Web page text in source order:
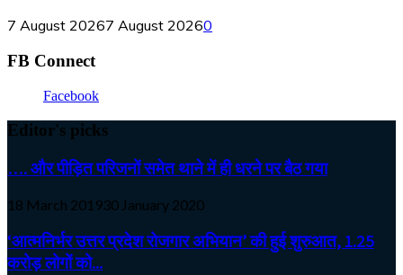
7 August 20267 August 20260
FB Connect
Facebook
Editor's picks
…. और पीड़ित परिजनों समेत थाने में ही धरने पर बैठ गया
18 March 201930 January 2020
‘आत्मनिर्भर उत्तर प्रदेश रोजगार अभियान’ की हुई शुरुआत, 1.25
करोड़ लोगों को...